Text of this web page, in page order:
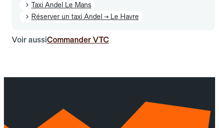
Taxi Andel Le Mans
Réserver un taxi Andel → Le Havre
Voir aussiCommander VTC